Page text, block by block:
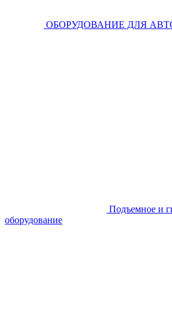
ОБОРУДОВАНИЕ ДЛЯ
Подъемное и
оборудование